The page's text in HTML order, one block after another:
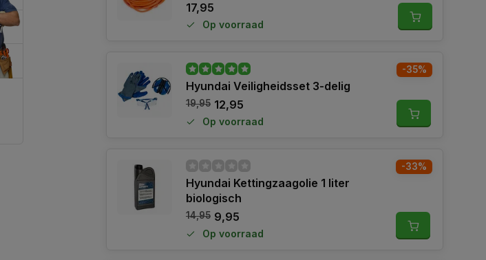
17,95
Op voorraad
Hyundai Veiligheidsset 3-delig
19,95 12,95
Op voorraad
-35%
Hyundai Kettingzaagolie 1 liter
biologisch
14,95 9,95
Op voorraad
-33%